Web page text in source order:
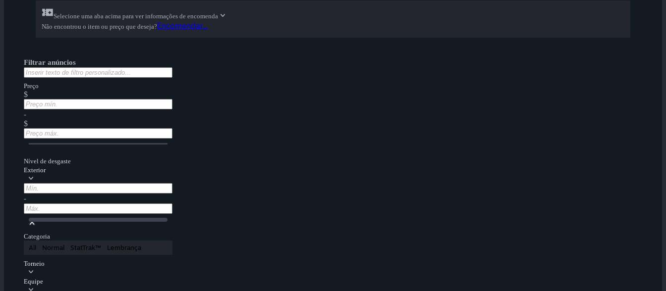
Selecione uma aba acima para ver informações de encomenda
Não encontrou o item ou preço que deseja?Encomendar...
Filtrar anúncios
Preço
$
-
$
Nível de desgaste
Exterior
-
Categoria
All Normal StatTrak™ Lembrança
Torneio
Equipe